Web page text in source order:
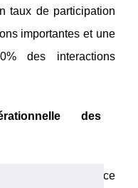
taux de participation
importantes et une
des interactions
des
internes grâce